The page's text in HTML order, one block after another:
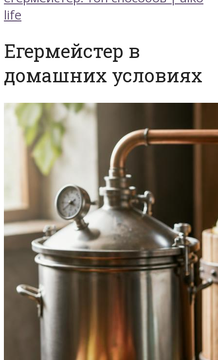
Егермейстер в
домашних условиях